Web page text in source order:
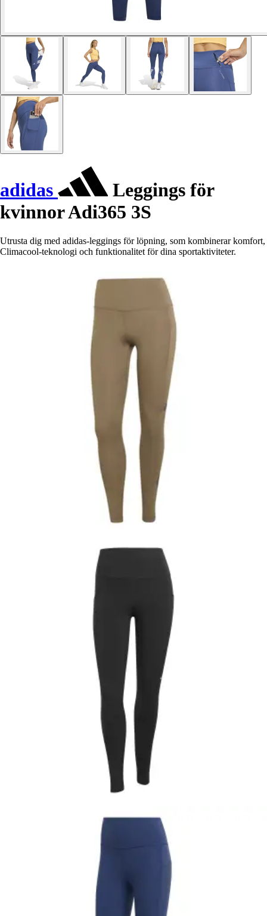
adidas
Leggings för
kvinnor Adi365 3S
Utrusta dig med adidas-leggings för löpning, som kombinerar komfort,
Climacool-teknologi och funktionalitet för dina sportaktiviteter.